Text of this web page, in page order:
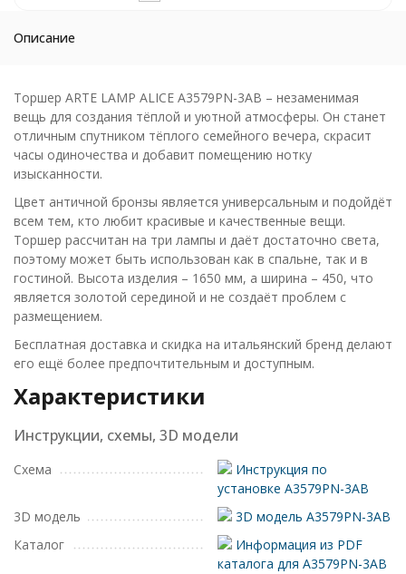
Описание
Торшер ARTE LAMP ALICE A3579PN-3AB – незаменимая
вещь для создания тёплой и уютной атмосферы. Он станет
отличным спутником тёплого семейного вечера, скрасит
часы одиночества и добавит помещению нотку
изысканности.
Цвет античной бронзы является универсальным и подойдёт
всем тем, кто любит красивые и качественные вещи.
Торшер рассчитан на три лампы и даёт достаточно света,
поэтому может быть использован как в спальне, так и в
гостиной. Высота изделия – 1650 мм, а ширина – 450, что
является золотой серединой и не создаёт проблем с
размещением.
Бесплатная доставка и скидка на итальянский бренд делают
его ещё более предпочтительным и доступным.
Характеристики
Инструкции, схемы, 3D модели
Схема
Инструкция по
установке A3579PN-3AB
3D модель
3D модель A3579PN-3AB
Каталог
Информация из PDF
каталога для A3579PN-3AB